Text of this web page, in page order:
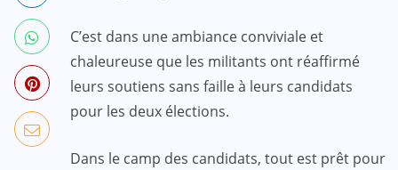
C’est dans une ambiance conviviale et
chaleureuse que les militants ont réaffirmé
leurs soutiens sans faille à leurs candidats
pour les deux élections.
Dans le camp des candidats, tout est prêt pour